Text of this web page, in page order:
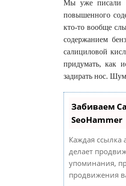
Мы уже писали о
повышенного
кто-то вообще
содержанием
салициловой
придумать, как
задирать нос.
Забиваем
SeoHammer
Каждая ссылка
делает
упоминания,
продвижения